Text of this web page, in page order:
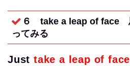
６ take a leap of face
ってみる
Just take a leap of face